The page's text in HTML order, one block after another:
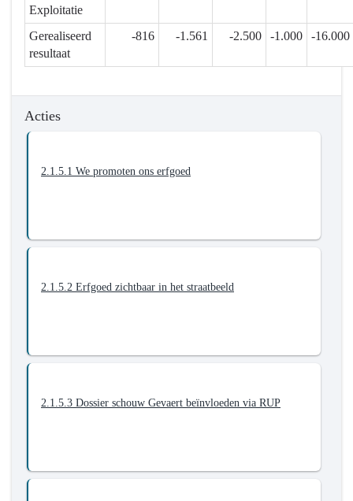
2.1.5.
spelen
toeristische
Exploitatie
Gerealiseerd
resultaat
-816 -1.561 -2.500 -1.000 -16.000
Acties
2.1.5.1 We promoten ons erfgoed
2.1.5.2 Erfgoed zichtbaar in het straatbeeld
2.1.5.3 Dossier schouw Gevaert beïnvloeden via RUP